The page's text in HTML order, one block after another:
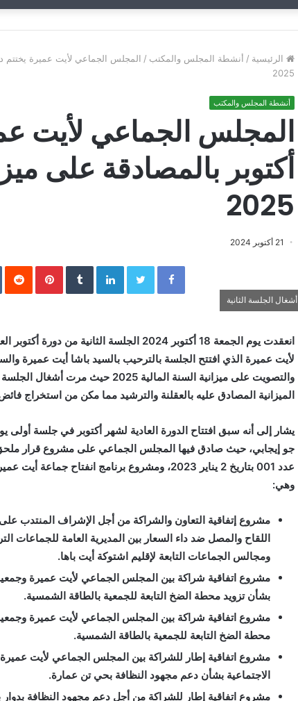
الرئيسية / أنشطة المجلس والمكتب / المجلس الجماعي لأيت عميرة يختتم
2025
أنشطة المجلس والمكتب
المجلس الجماعي لأيت
أكتوبر بالمصادقة على
2025
21 أكتوبر 2024
Facebook
Twitter
LinkedIn
‏Tumblr
Pinterest
‏Reddit
أشغال الجلسة الثانية
انعقدت يوم الجمعة 18 أكتوبر 2024 الجلسة
لأيت عميرة الذي افتتح الجلسة بالترحيب بالسيد باشا أيت عميرة و
والتصويت على ميزانية السنة المالية
الميزانية المصادق عليه بالعقلنة والترشيد مما مكن من استخراج
جو إيجابي، حيث صادق فيها المجلس الجماعي على مشروع قرار ملحق
عدد 001 بتاريخ 2 يناير 2023،
وهي:
مشروع إتفاقية التعاون والشراكة من أجل الإشراف المنتدب
اللقاح والمصل ضد داء السعار بين المديرية العامة للجماعات
ومجالس الجماعات التابعة لإقليم اشتوكة أيت باها.
مشروع اتفاقية شراكة بين المجلس الجماعي لأيت عميرة وجمعية
بشأن تزويد محطة الضخ التابعة للجمعية بالطاقة الشمسية.
مشروع اتفاقية شراكة بين المجلس الجماعي لأيت عميرة
محطة الضخ التابعة للجمعية بالطاقة الشمسية.
مشروع اتفاقية إطار للشراكة بين المجلس الجماعي لأيت عميرة
الاجتماعية بشأن دعم مجهود النظافة بحي تن عمارة.
مشروع اتفاقية إطار للشراكة من أجل دعم مجهود النظافة